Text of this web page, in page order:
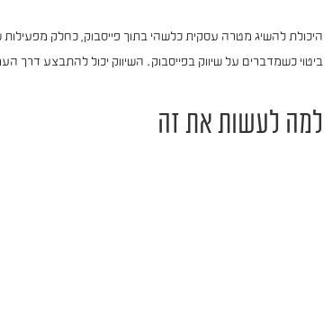
היכולת להשיג מטרה עסקית כלשהי בתוך פייסבוק, כחלק
ביטוי כשמדברים על שיווק בפייסבוק. השיווק יכול להתבצע
למה לעשות את זה